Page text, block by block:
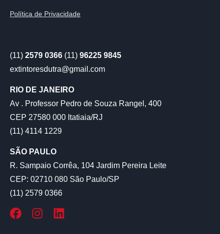
Política de Privacidade
(11) 2579 0366 (11) 96225 9845
extintoresdutra@gmail.com
RIO DE JANEIRO
Av . Professor Pedro de Souza Rangel, 400
CEP 27580 000 Itatiaia/RJ
(11) 4114 1229
SÃO PAULO
R. Sampaio Corrêa, 104 Jardim Pereira Leite
CEP: 02710 080 São Paulo/SP
(11) 2579 0366